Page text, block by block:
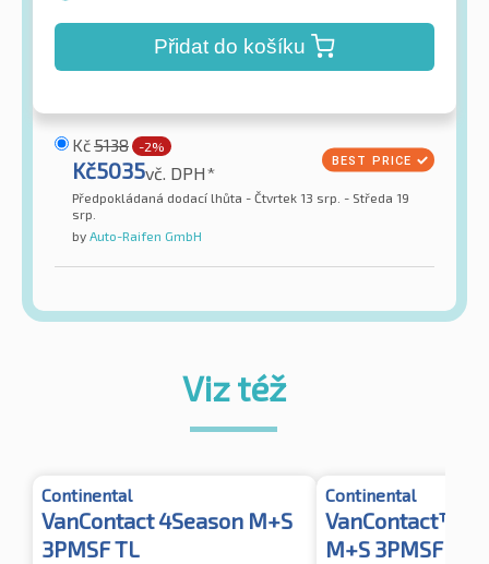
Přidat do košíku
Kč5138 -2%
Kč5035vč. DPH*
Předpokládaná dodací lhůta - Čtvrtek 13 srp. - Středa 19
srp.
by Auto-Raifen GmbH
Viz též
Continental
VanContact 4Season M+S
3PMSF TL
Continental
VanContact™
M+S 3PMSF TL